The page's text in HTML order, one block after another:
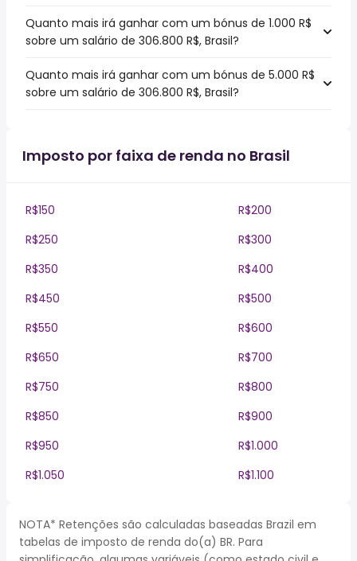
Quanto mais irá ganhar com um bónus de 1.000 R$
sobre um salário de 306.800 R$, Brasil?
Quanto mais irá ganhar com um bónus de 5.000 R$
sobre um salário de 306.800 R$, Brasil?
Imposto por faixa de renda no Brasil
R$150
R$200
R$250
R$300
R$350
R$400
R$450
R$500
R$550
R$600
R$650
R$700
R$750
R$800
R$850
R$900
R$950
R$1.000
R$1.050
R$1.100
NOTA* Retenções são calculadas baseadas Brazil em
tabelas de imposto de renda do(a) BR. Para